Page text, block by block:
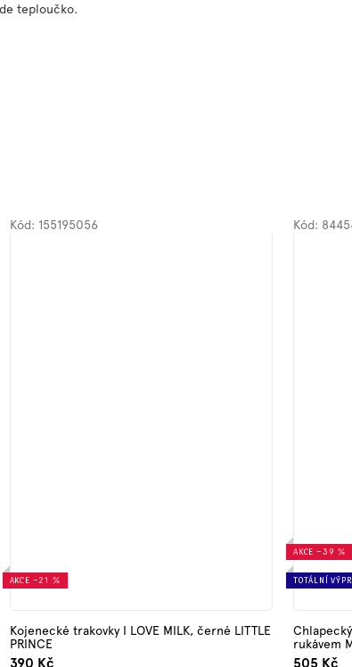
teploučko.
AKCE –21 %
Kojenecké trakovky I LOVE MILK, černé LITTLE
PRINCE
390 Kč
Kód: 155195056
AKCE –39 %
TOTÁLNÍ
rukávem
505 Kč
Kód: